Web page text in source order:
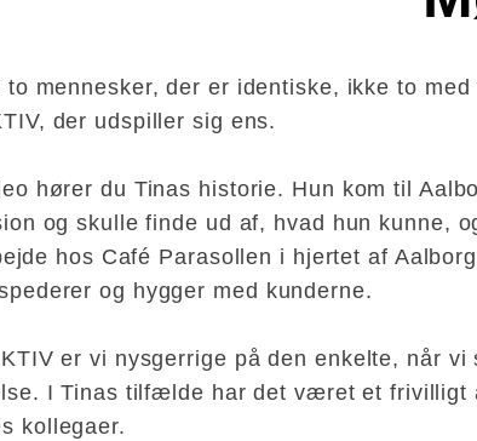
to mennesker, der er identiske, ikke to
der udspiller sig ens.
hører du Tinas historie. Hun kom til
og skulle finde ud af, hvad hun kunne,
hos Café Parasollen i hjertet af
og hygger med kunderne.
er vi nysgerrige på den enkelte, når
I Tinas tilfælde har det været et
kollegaer.